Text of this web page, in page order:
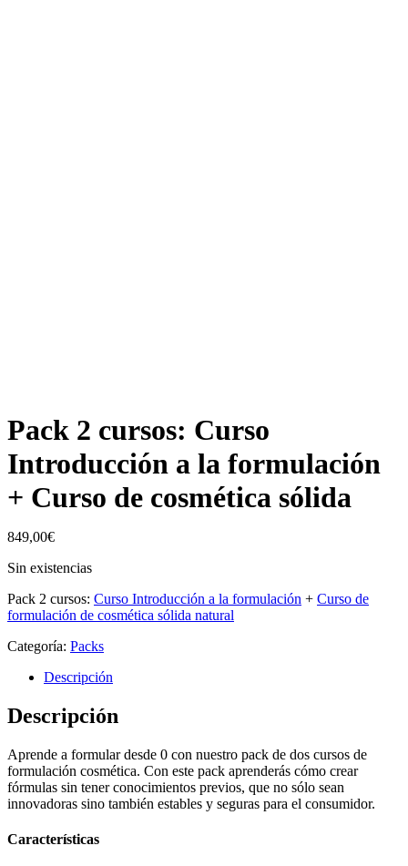
Pack 2 cursos: Curso
Introducción a la formulación
+ Curso de cosmética sólida
849,00€
Sin existencias
Pack 2 cursos: Curso Introducción a la formulación + Curso de
formulación de cosmética sólida natural
Categoría: Packs
Descripción
Descripción
Aprende a formular desde 0 con nuestro pack de dos cursos de
formulación cosmética. Con este pack aprenderás cómo crear
fórmulas sin tener conocimientos previos, que no sólo sean
innovadoras sino también estables y seguras para el consumidor.
Características